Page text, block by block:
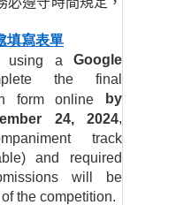
填寫表單
using a Google
the final
form online by
24, 2024,
track
and required
will be
the competition.